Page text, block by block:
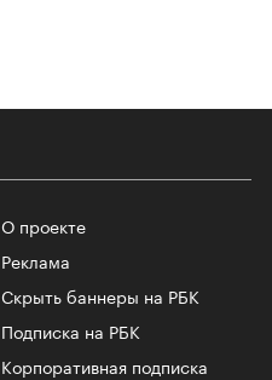
О проекте
Реклама
Скрыть баннеры на РБК
Подписка на РБК
Корпоративная подписка